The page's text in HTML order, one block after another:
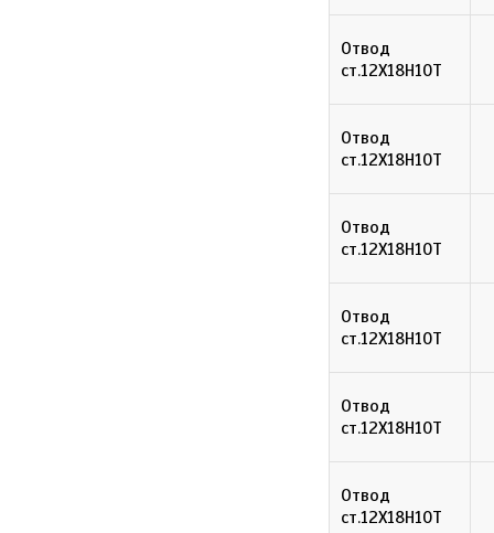
Отвод
ст.12Х18Н10Т
Отвод
ст.12Х18Н10Т
Отвод
ст.12Х18Н10Т
Отвод
ст.12Х18Н10Т
Отвод
ст.12Х18Н10Т
Отвод
ст.12Х18Н10Т